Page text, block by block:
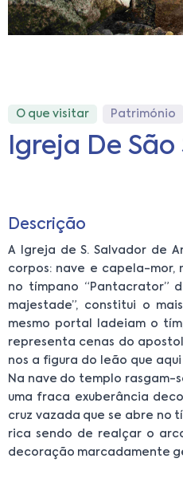
O que visitar Património
Igreja De
Descrição
A Igreja de S. Salvador de
corpos: nave e capela-mor,
no tímpano “Pantacrator”
majestade”, constitui o
mesmo portal ladeiam o
representa cenas do
nos a figura do leão que
Na nave do templo rasgam-
uma fraca exuberância
cruz vazada que se abre no
rica sendo de realçar o
decoração marcadamente